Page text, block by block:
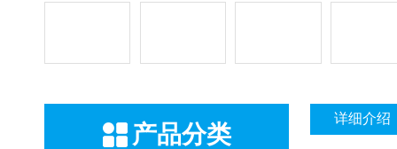
产品分类
详细介绍